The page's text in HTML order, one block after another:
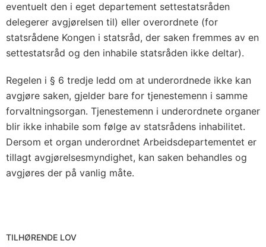
eventuelt den i eget departement settestatsråden
delegerer avgjørelsen til) eller overordnete (for
statsrådene Kongen i statsråd, der saken fremmes av en
settestatsråd og den inhabile statsråden ikke deltar).
Regelen i § 6 tredje ledd om at underordnede ikke kan
avgjøre saken, gjelder bare for tjenestemenn i samme
forvaltningsorgan. Tjenestemenn i underordnete organer
blir ikke inhabile som følge av statsrådens inhabilitet.
Dersom et organ underordnet Arbeidsdepartementet er
tillagt avgjørelsesmyndighet, kan saken behandles og
avgjøres der på vanlig måte.
TILHØRENDE LOV